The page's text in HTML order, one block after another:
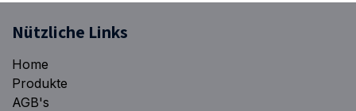
Nützliche Links
Home
Produkte
AGB's